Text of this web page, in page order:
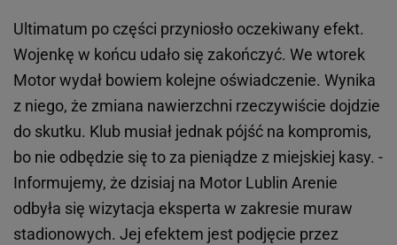
Ultimatum po części przyniosło oczekiwany efekt.
Wojenkę w końcu udało się zakończyć. We wtorek
Motor wydał bowiem kolejne oświadczenie. Wynika
z niego, że zmiana nawierzchni rzeczywiście dojdzie
do skutku. Klub musiał jednak pójść na kompromis,
bo nie odbędzie się to za pieniądze z miejskiej kasy. -
Informujemy, że dzisiaj na Motor Lublin Arenie
odbyła się wizytacja eksperta w zakresie muraw
stadionowych. Jej efektem jest podjęcie przez